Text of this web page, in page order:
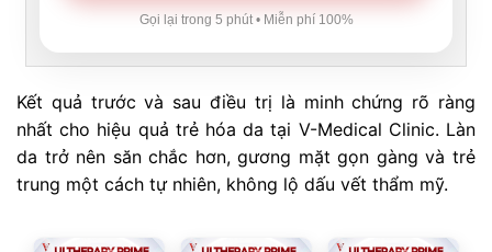
Gọi lại trong 5 phút • Miễn phí 100%
Kết quả trước và sau điều trị là minh chứng rõ ràng
nhất cho hiệu quả trẻ hóa da tại V-Medical Clinic. Làn
da trở nên săn chắc hơn, gương mặt gọn gàng và trẻ
trung một cách tự nhiên, không lộ dấu vết thẩm mỹ.